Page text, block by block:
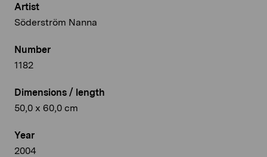
Artist
Söderström Nanna
Number
1182
Dimensions / length
50,0 x 60,0 cm
Year
2004